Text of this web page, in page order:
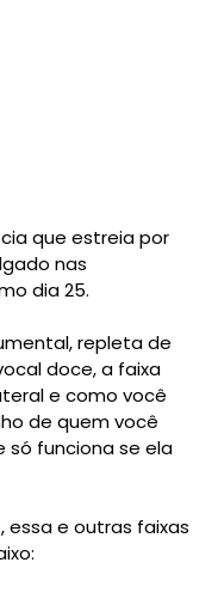
que estreia por
nas
dia 25.
repleta de
doce, a faixa
e como você
de quem você
só funciona se ela
essa e outras faixas